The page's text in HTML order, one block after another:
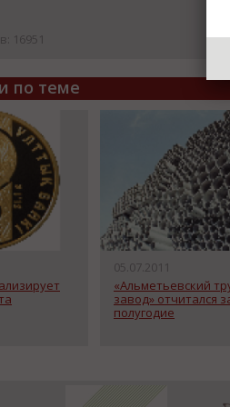
16951
по теме
05.07.2011
«Альметьевский
завод» отчитался
полугодие